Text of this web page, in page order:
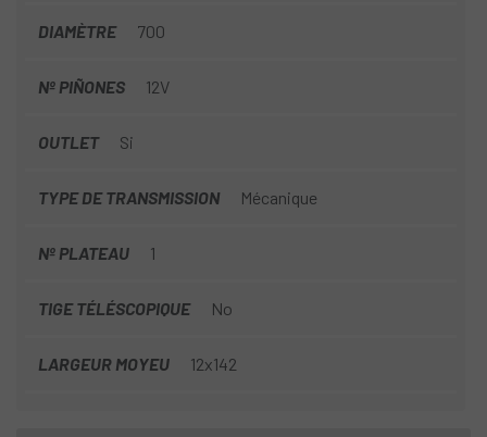
DIAMÈTRE 700
Nº PIÑONES 12V
OUTLET Si
TYPE DE TRANSMISSION Mécanique
Nº PLATEAU 1
TIGE TÉLÉSCOPIQUE No
LARGEUR MOYEU 12x142